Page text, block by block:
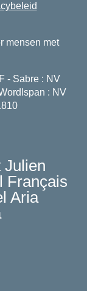
mensen met
- Sabre : NV
: NV
Julien
Français
Aria